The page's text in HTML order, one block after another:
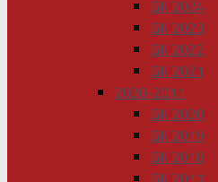
GK 2024
GK 2023
GK 2022
GK 2021
2020-2011
GK 2020
GK 2019
GK 2018